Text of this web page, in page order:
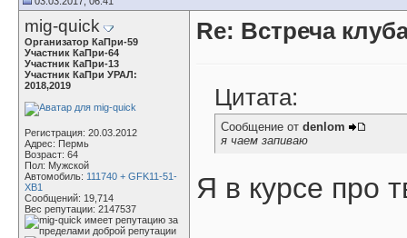
mig-quick
Организатор КаПри-59
Участник КаПри-64
Участник КаПри-13
Участник КаПри УРАЛ:
2018,2019
Регистрация: 20.03.2012
Адрес: Пермь
Возраст: 64
Пол: Мужской
Автомобиль: 111740 + GFK11-51-
XB1
Сообщений: 19,714
Вес репутации: 2147537
Re: Встреча
Цитата:
Сообщение от denlom
я чаем запиваю
Я в курсе про